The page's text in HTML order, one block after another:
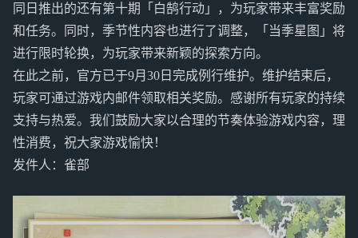
同日推出的还有第十期「白鹄行动」，为玩家带来丰富奖励
和任务。同时，季节性内容也进行了调整，「当季星图」将
进行限时轮换，为玩家带来新颖的探索方向。
在此之前，官方已于9月30日完成例行维护。维护结束后，
玩家可通过游戏内邮件领取相关奖励。感谢所有玩家的持续
支持与热爱。我们鼓励大家以合理的节奏体验游戏内容，理
性消费，祝大家游戏愉快！
发件人：雀部